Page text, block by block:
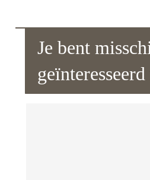
Je bent